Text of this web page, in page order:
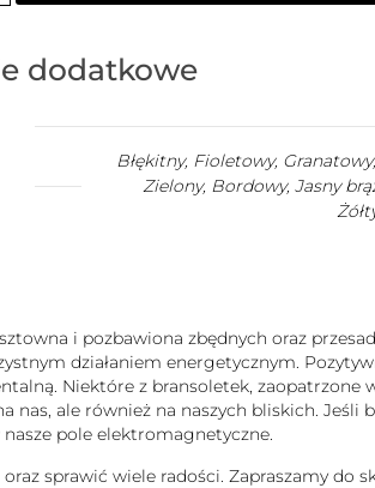
dodatkowe
Błękitny, Fioletowy,
Zielony, Bordowy, Jasny
i pozbawiona zbędnych oraz
działaniem energetycznym.
Niektóre z bransoletek, zaopatrzone
ale również na naszych bliskich. Jeśli
nasze pole elektromagnetyczne.
sprawić wiele radości. Zapraszamy do